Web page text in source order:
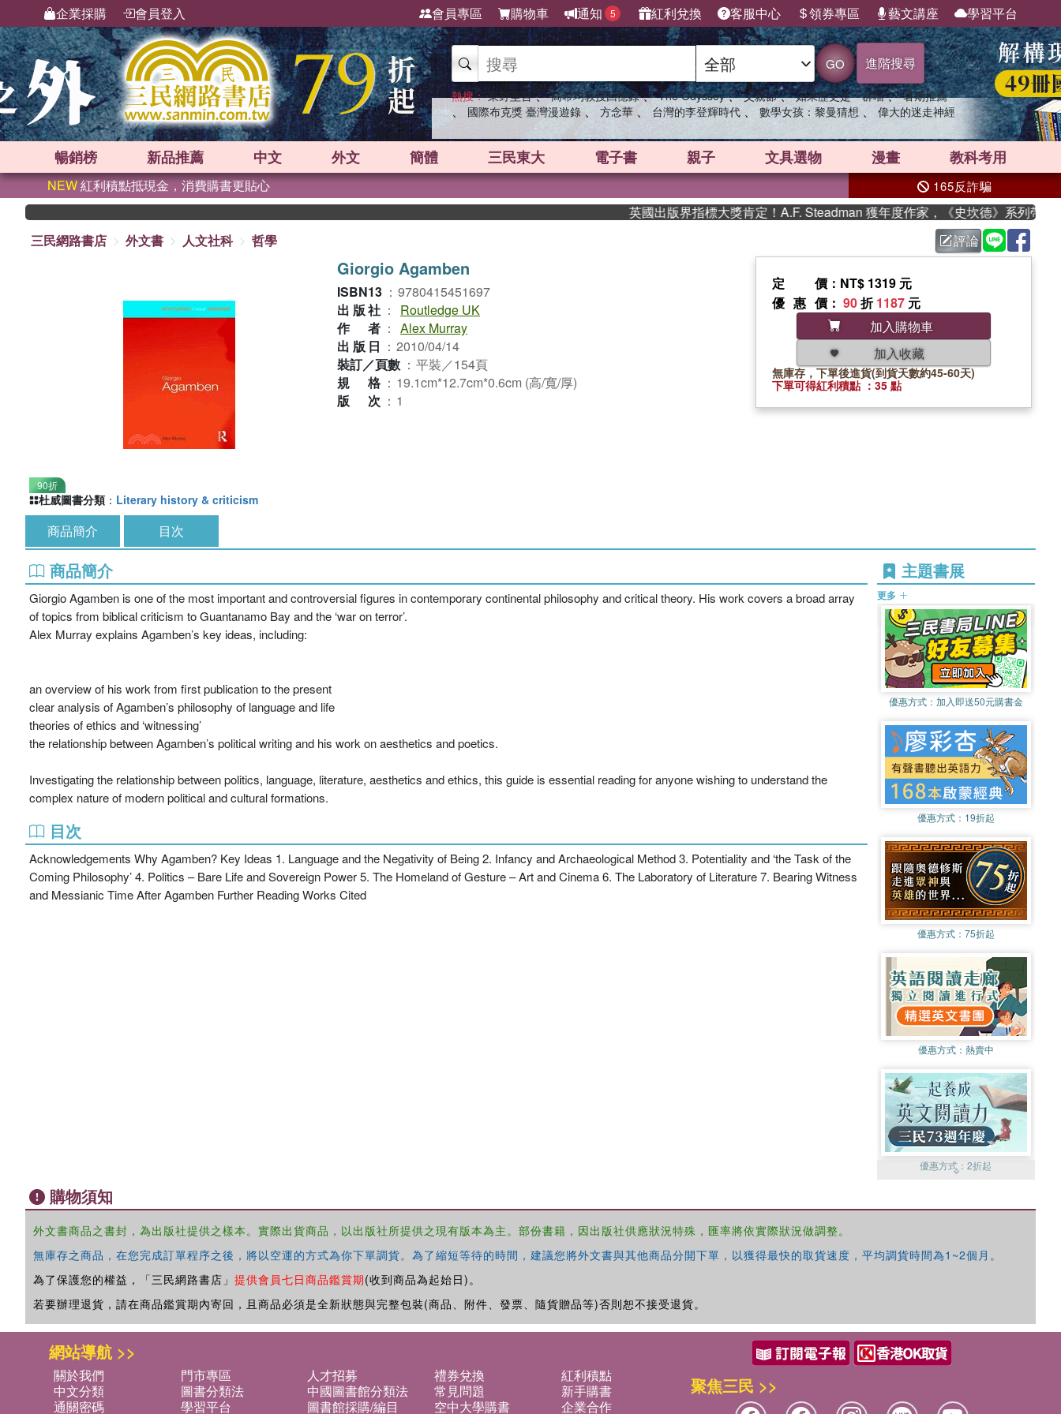
企業採購 會員登入 會員專區 購物車 通知 5 紅利兌換 客服中心 領券專區 藝文講座 學習平台
GO 進階搜尋
熱搜： 東野圭吾 、 高希均教授回憶錄 、 The Odyssey 、 父親節 、 如果歷史是一群喵 、 暑期推薦
、 國際布克獎 臺灣漫遊錄 、 方念華 、 台灣的李登輝時代 、 數學女孩：黎曼猜想 、 偉大的迷走神經
暢銷榜 新品推薦 中文 外文 簡體 三民東大 電子書 親子 文具選物 漫畫 教科考用
NEW紅利積點抵現金，消費購書更貼心 165反詐騙
英國出版界指標大獎肯定！A.F. Steadman 獲年度作家，《史坎德》系列帶你踏上
三民網路書店
外文書 人文社科 哲學 評論
90折
Giorgio Agamben
ISBN13 ： 9780415451697
出版社 ：
Routledge UK
作者 ： Alex Murray
出版日 ： 2010/04/14
裝訂／頁數 ： 平裝／154頁
規格 ： 19.1cm*12.7cm*0.6cm (高/寬/厚)
版次 ： 1
定價 ：NT$ 1319 元
優惠價 ： 90折1187 元
加入購物車
加入收藏
無庫存，下單後進貨(到貨天數約45-60天)
下單可得紅利積點 ：35 點
杜威圖書分類 ： Literary history & criticism
商品簡介 目次
商品簡介
Giorgio Agamben is one of the most important and controversial figures in contemporary continental philosophy and critical theory. His work covers a broad array
of topics from biblical criticism to Guantanamo Bay and the ‘war on terror’.
Alex Murray explains Agamben’s key ideas, including:
an overview of his work from first publication to the present
clear analysis of Agamben’s philosophy of language and life
theories of ethics and ‘witnessing’
the relationship between Agamben’s political writing and his work on aesthetics and poetics.
Investigating the relationship between politics, language, literature, aesthetics and ethics, this guide is essential reading for anyone wishing to understand the
complex nature of modern political and cultural formations.
目次
Acknowledgements Why Agamben? Key Ideas 1. Language and the Negativity of Being 2. Infancy and Archaeological Method 3. Potentiality and ‘the Task of the
Coming Philosophy’ 4. Politics – Bare Life and Sovereign Power 5. The Homeland of Gesture – Art and Cinema 6. The Laboratory of Literature 7. Bearing Witness
and Messianic Time After Agamben Further Reading Works Cited
主題書展
更多
優惠方式： 加入即送50元購書金
優惠方式： 19折起
優惠方式： 75折起
優惠方式： 熱賣中
優惠方式：2折起
購物須知
外文書商品之書封，為出版社提供之樣本。實際出貨商品，以出版社所提供之現有版本為主。部份書籍，因出版社供應狀況特殊，匯率將依實際狀況做調整。
無庫存之商品，在您完成訂單程序之後，將以空運的方式為你下單調貨。為了縮短等待的時間，建議您將外文書與其他商品分開下單，以獲得最快的取貨速度，平均調貨時間為1~2個月。
為了保護您的權益，「三民網路書店」 提供會員七日商品鑑賞期(收到商品為起始日)。
若要辦理退貨，請在商品鑑賞期內寄回，且商品必須是全新狀態與完整包裝(商品、附件、發票、隨貨贈品等)否則恕不接受退貨。
網站導航 >>
關於我們 門市專區 人才招募 禮券兌換
紅利積點
中文分類
圖書分類法 中國圖書館分類法 常見問題
新手購書
通關密碼
學習平台 圖書館採購/編目 空中大學購書
企業合作
聚焦三民 >>